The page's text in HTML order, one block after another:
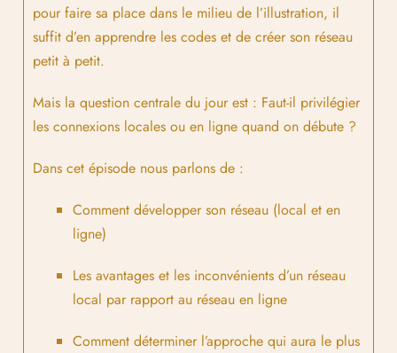
pour faire sa place dans le milieu de l’illustration, il
suffit d’en apprendre les codes et de créer son réseau
petit à petit.
Mais la question centrale du jour est : Faut-il privilégier
les connexions locales ou en ligne quand on débute ?
Dans cet épisode nous parlons de :
Comment développer son réseau (local et en
ligne)
Les avantages et les inconvénients d’un réseau
local par rapport au réseau en ligne
Comment déterminer l’approche qui aura le plus